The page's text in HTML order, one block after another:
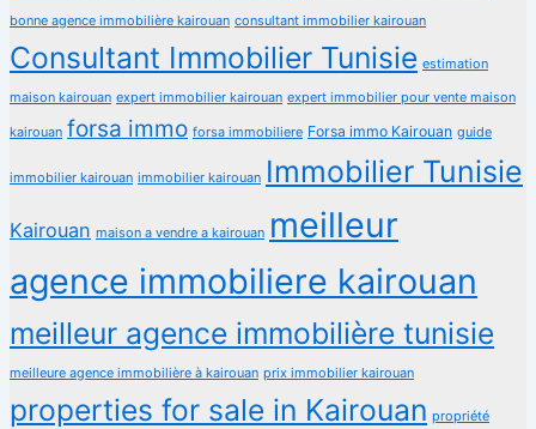
bonne agence immobilière kairouan consultant immobilier kairouan
Consultant Immobilier Tunisie estimation
maison kairouan expert immobilier kairouan expert immobilier pour vente maison
kairouan forsa immo forsa immobiliere Forsa immo Kairouan guide
immobilier kairouan immobilier kairouan Immobilier Tunisie
Kairouan maison a vendre a kairouan meilleur
agence immobiliere kairouan
meilleur agence immobilière tunisie
meilleure agence immobilière à kairouan prix immobilier kairouan
properties for sale in Kairouan propriété